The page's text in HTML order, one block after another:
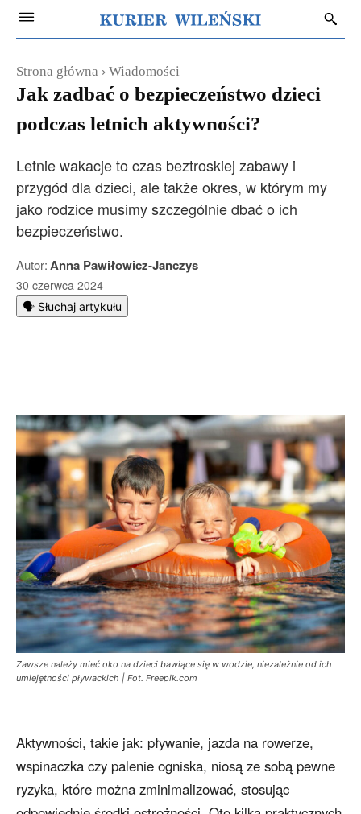
Strona główna Wiadomości
Jak zadbać o bezpieczeństwo dzieci
podczas letnich aktywności?
Letnie wakacje to czas beztroskiej zabawy i
przygód dla dzieci, ale także okres, w którym my
jako rodzice musimy szczególnie dbać o ich
bezpieczeństwo.
Autor:Anna Pawiłowicz-Janczys
30 czerwca 2024
🗣️ Słuchaj artykułu
Zawsze należy mieć oko na dzieci bawiące się w wodzie, niezależnie od ich
umiejętności pływackich | Fot. Freepik.com
Aktywności, takie jak: pływanie, jazda na rowerze,
wspinaczka czy palenie ogniska, niosą ze sobą pewne
ryzyka, które można zminimalizować, stosując